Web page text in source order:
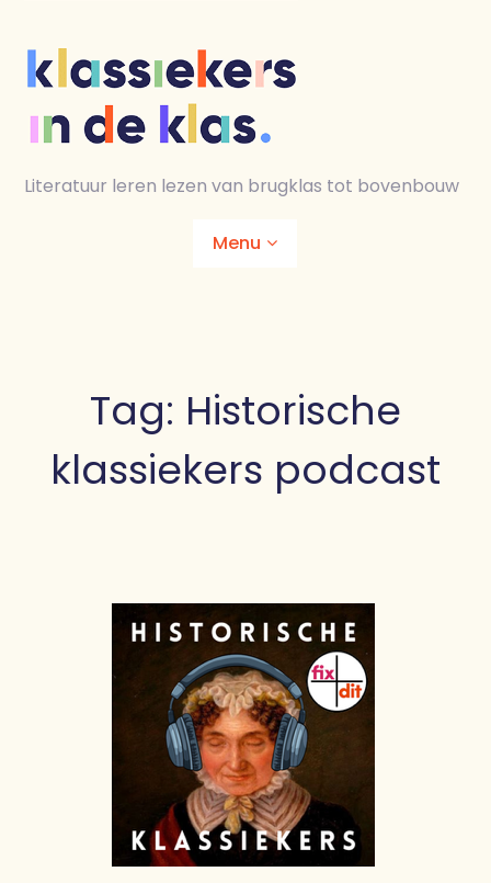
content
Literatuur leren lezen van brugklas tot bovenbouw
Menu
Lesmaterialen
Tag: Historische
klassiekers podcast